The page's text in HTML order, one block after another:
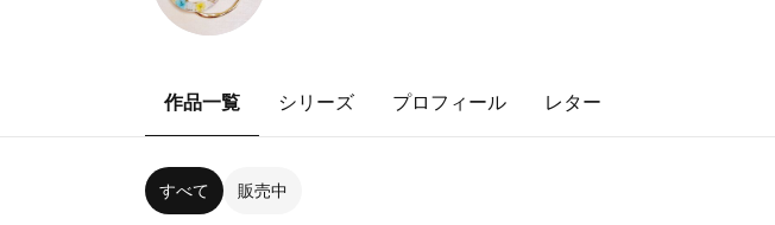
作品一覧 シリーズ プロフィール レター
すべて 販売中